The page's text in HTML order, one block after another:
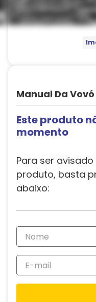
Manual Da
Este produto
momento
Para ser
produto, basta
abaixo: